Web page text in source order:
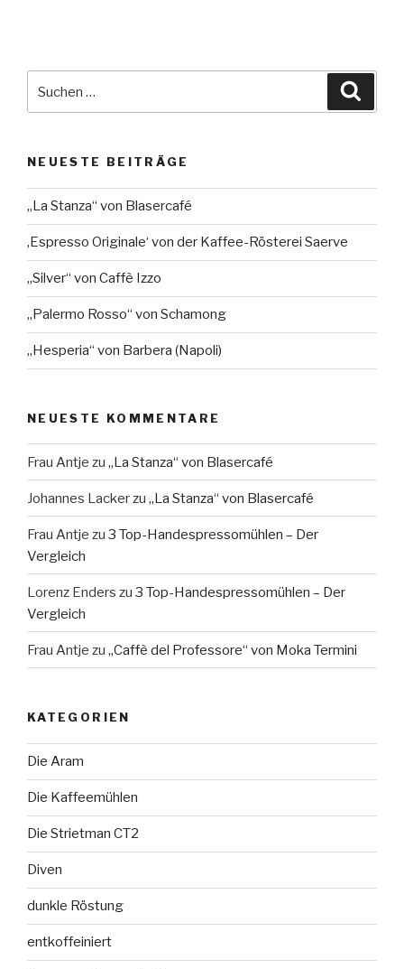
nach:
NEUESTE BEITRÄGE
„La Stanza“ von Blasercafé
‚Espresso Originale‘ von der Kaffee-Rösterei Saerve
„Silver“ von Caffè Izzo
„Palermo Rosso“ von Schamong
„Hesperia“ von Barbera (Napoli)
NEUESTE KOMMENTARE
Frau Antje zu „La Stanza“ von Blasercafé
Johannes Lackerzu „La Stanza“ von Blasercafé
Frau Antje zu 3 Top-Handespressomühlen – Der
Vergleich
Lorenz Enders zu 3 Top-Handespressomühlen – Der
Vergleich
Frau Antje zu „Caffè del Professore“ von Moka Termini
KATEGORIEN
Die Aram
Die Kaffeemühlen
Die Strietman CT2
Diven
dunkle Röstung
entkoffeiniert